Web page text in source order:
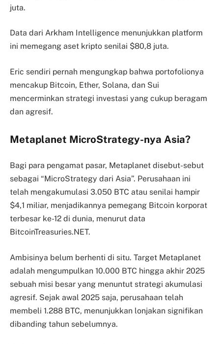
juta.
Data dari Arkham Intelligence menunjukkan platform
ini memegang aset kripto senilai $80,8 juta.
Eric sendiri pernah mengungkap bahwa portofolionya
mencakup Bitcoin, Ether, Solana, dan Sui
mencerminkan strategi investasi yang cukup beragam
dan agresif.
Metaplanet MicroStrategy-nya Asia?
Bagi para pengamat pasar, Metaplanet disebut-sebut
sebagai “MicroStrategy dari Asia”. Perusahaan ini
telah mengakumulasi 3.050 BTC atau senilai hampir
$4,1 miliar, menjadikannya pemegang Bitcoin korporat
terbesar ke-12 di dunia, menurut data
BitcoinTreasuries.NET.
Ambisinya belum berhenti di situ. Target Metaplanet
adalah mengumpulkan 10.000 BTC hingga akhir 2025
sebuah misi besar yang menuntut strategi akumulasi
agresif. Sejak awal 2025 saja, perusahaan telah
membeli 1.288 BTC, menunjukkan lonjakan signifikan
dibanding tahun sebelumnya.